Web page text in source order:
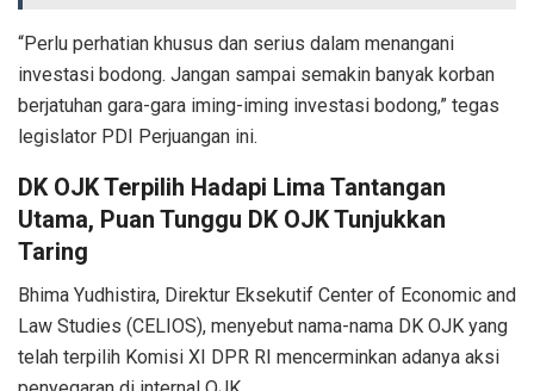
“Perlu perhatian khusus dan serius dalam menangani
investasi bodong. Jangan sampai semakin banyak korban
berjatuhan gara-gara iming-iming investasi bodong,” tegas
legislator PDI Perjuangan ini.
DK OJK Terpilih Hadapi Lima Tantangan
Utama, Puan Tunggu DK OJK Tunjukkan
Taring
Bhima Yudhistira, Direktur Eksekutif Center of Economic and
Law Studies (CELIOS), menyebut nama-nama DK OJK yang
telah terpilih Komisi XI DPR RI mencerminkan adanya aksi